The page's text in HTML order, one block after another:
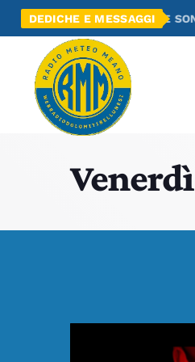
DEDICHE E MESSAGGI
E ME NE SONO INNAMORATA.
Venerdì